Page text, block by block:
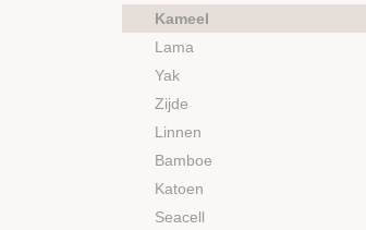
Kameel
Lama
Yak
Zijde
Linnen
Bamboe
Katoen
Seacell